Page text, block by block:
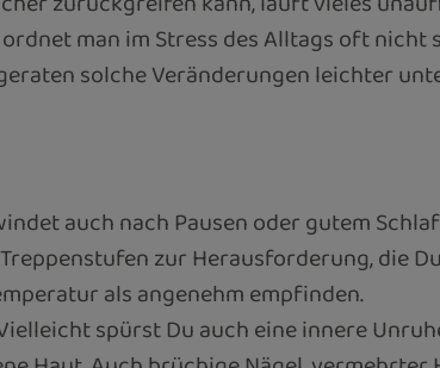
man im Stress des Alltags oft
solche Veränderungen leichter
auch nach Pausen oder gutem
zur Herausforderung, die
als angenehm empfinden.
spürst Du auch eine innere